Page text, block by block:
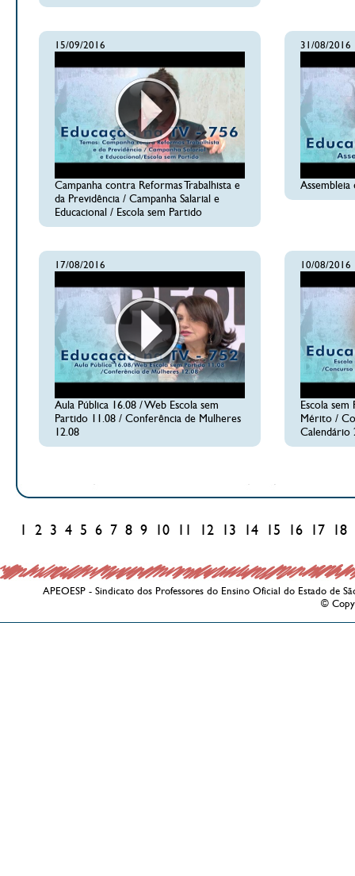
15/09/2016
Campanha contra Reformas Trabalhista e
da Previdência / Campanha Salarial e
Educacional / Escola sem Partido
31/08/2016
Assembleia
17/08/2016
Aula Pública 16.08 / Web Escola sem
Partido 11.08 / Conferência de Mulheres
12.08
10/08/2016
Escola
Mérito /
Calendário
2 3 4 5 6 7 8 9 10 12 13 14 15 16 17 18
APEOESP - Sindicato dos Professores do Ensino Oficial do Estado de
©